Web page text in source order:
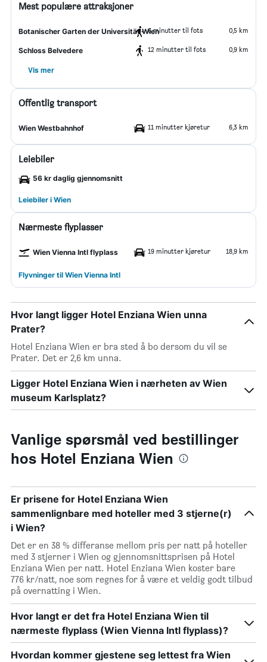
Mest populære attraksjoner
Botanischer Garten der Universität Wien6 minutter til fots 0,5 km
Schloss Belvedere 12 minutter til fots 0,9 km
Vis mer
Offentlig transport
Wien Westbahnhof 11 minutter kjøretur 6,3 km
Leiebiler
56 kr daglig gjennomsnitt
Leiebiler i Wien
Nærmeste flyplasser
Wien Vienna Intl flyplass 19 minutter kjøretur 18,9 km
Flyvninger til Wien Vienna Intl
Hvor langt ligger Hotel Enziana Wien unna
Prater?
Hotel Enziana Wien er bra sted å bo dersom du vil se
Prater. Det er 2,6 km unna.
Ligger Hotel Enziana Wien i nærheten av Wien
museum Karlsplatz?
Vanlige spørsmål ved bestillinger
hos Hotel Enziana Wien
Er prisene for Hotel Enziana Wien
sammenlignbare med hoteller med 3 stjerne(r)
i Wien?
Det er en 38 % differanse mellom pris per natt på hoteller
med 3 stjerner i Wien og gjennomsnittsprisen på Hotel
Enziana Wien per natt. Hotel Enziana Wien koster bare
776 kr/natt, noe som regnes for å være et veldig godt tilbud
på overnatting i Wien.
Hvor langt er det fra Hotel Enziana Wien til
nærmeste flyplass (Wien Vienna Intl flyplass)?
Hvordan kommer gjestene seg lettest fra Wien